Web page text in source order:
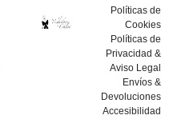
Políticas de
Cookies
Políticas de
Privacidad &
Aviso Legal
Envíos &
Devoluciones
Accesibilidad